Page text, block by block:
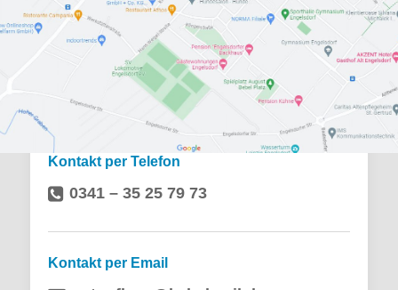
Kontakt per Telefon
0341 – 35 25 79 73
Kontakt per Email